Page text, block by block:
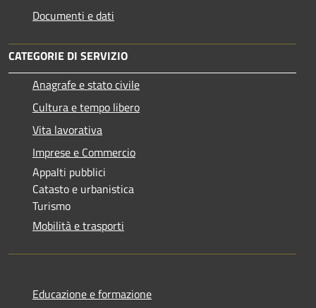
Documenti e dati
CATEGORIE DI SERVIZIO
Anagrafe e stato civile
Cultura e tempo libero
Vita lavorativa
Imprese e Commercio
Appalti pubblici
Catasto e urbanistica
Turismo
Mobilità e trasporti
Educazione e formazione